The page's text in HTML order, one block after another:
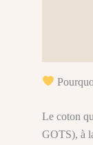
Le coton
GOTS), à